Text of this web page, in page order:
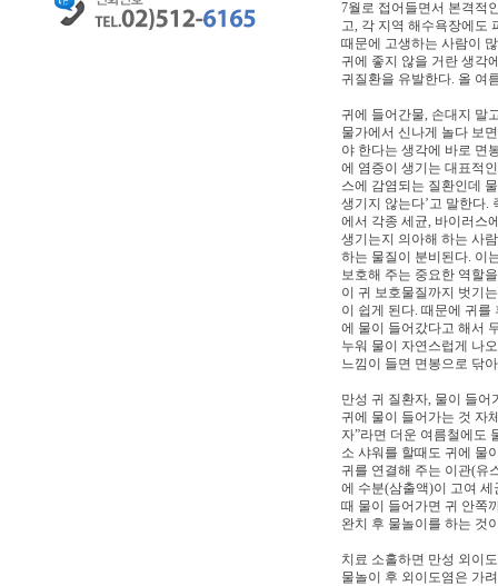
7월로 접어들면서 본격적
고, 각 지역 해수욕장에도
때문에 고생하는 사람이
귀에 좋지 않을 거란 생각
귀질환을 유발한다. 올 여
귀에 들어간물, 손대지 말
물가에서 신나게 놀다 보
야 한다는 생각에 바로 면
에 염증이 생기는 대표적
스에 감염되는 질환인데
생기지 않는다’고 말한다.
에서 각종 세균, 바이러스
생기는지 의아해 하는 사
하는 물질이 분비된다. 이
보호해 주는 중요한 역할
이 귀 보호물질까지 벗기
이 쉽게 된다. 때문에 귀
에 물이 들어갔다고 해서
누워 물이 자연스럽게 나
느낌이 들면 면봉으로 닦
만성 귀 질환자, 물이 들어
귀에 물이 들어가는 것 자
자”라면 더운 여름철에도
소 샤워를 할때도 귀에 물
귀를 연결해 주는 이관(유
에 수분(삼출액)이 고여
때 물이 들어가면 귀 안쪽
완치 후 물놀이를 하는 것
치료 소홀하면 만성 외이
물놀이 후 외이도염은 가